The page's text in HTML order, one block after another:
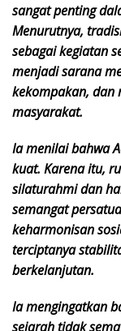
sangat penting
Menurutnya,
sebagai kegiatan
menjadi sarana
kekompakan, dan
masyarakat.
Ia menilai bahwa
kuat. Karena itu,
silaturahmi dan
semangat
keharmonisan
terciptanya
berkelanjutan.
Ia mengingatkan
sejarah tidak